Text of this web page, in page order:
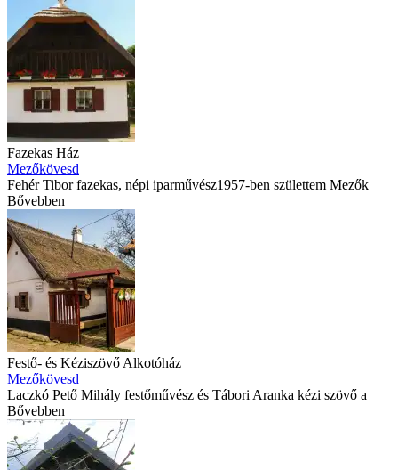
Fazekas Ház
Mezőkövesd
Fehér Tibor fazekas, népi iparművész1957-ben születtem Mezők
Bővebben
Festő- és Kéziszövő Alkotóház
Mezőkövesd
Laczkó Pető Mihály festőművész és Tábori Aranka kézi szövő a
Bővebben